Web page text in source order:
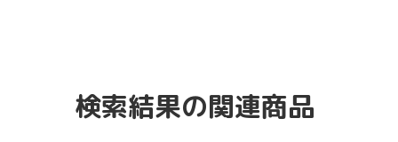
検索結果の関連商品